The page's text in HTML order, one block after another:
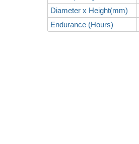
Diameter x Height(mm)
Endurance (Hours)